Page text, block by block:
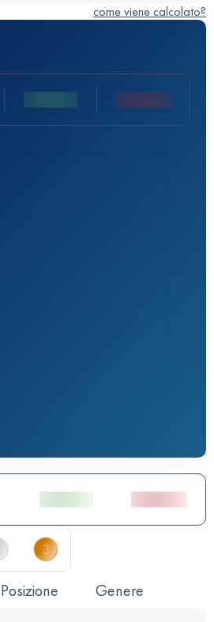
come viene calcolato?
Posizione Genere